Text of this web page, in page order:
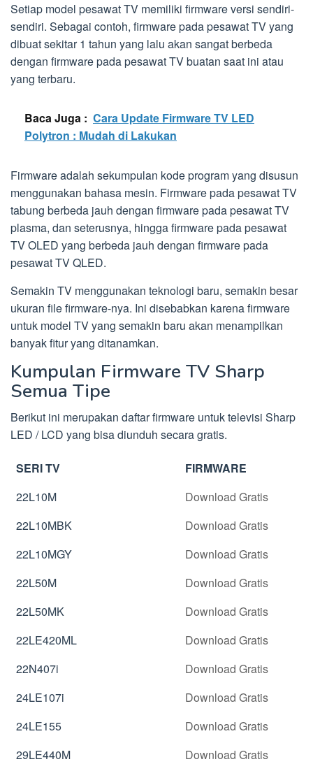
Setiap model pesawat TV memiliki firmware versi sendiri-
sendiri. Sebagai contoh, firmware pada pesawat TV yang
dibuat sekitar 1 tahun yang lalu akan sangat berbeda
dengan firmware pada pesawat TV buatan saat ini atau
yang terbaru.
Baca Juga : Cara Update Firmware TV LED
Polytron : Mudah di Lakukan
Firmware adalah sekumpulan kode program yang disusun
menggunakan bahasa mesin. Firmware pada pesawat TV
tabung berbeda jauh dengan firmware pada pesawat TV
plasma, dan seterusnya, hingga firmware pada pesawat
TV OLED yang berbeda jauh dengan firmware pada
pesawat TV QLED.
Semakin TV menggunakan teknologi baru, semakin besar
ukuran file firmware-nya. Ini disebabkan karena firmware
untuk model TV yang semakin baru akan menampilkan
banyak fitur yang ditanamkan.
Kumpulan Firmware TV Sharp
Semua Tipe
Berikut ini merupakan daftar firmware untuk televisi Sharp
LED / LCD yang bisa diunduh secara gratis.
SERI TV
FIRMWARE
22L10M
Download Gratis
22L10MBK
Download Gratis
22L10MGY
Download Gratis
22L50M
Download Gratis
22L50MK
Download Gratis
22LE420ML
Download Gratis
22N407i
Download Gratis
24LE107i
Download Gratis
24LE155
Download Gratis
29LE440M
Download Gratis